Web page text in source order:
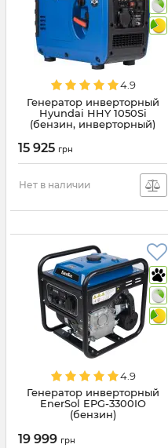
4.9
Генератор инверторный
Hyundai HHY 1050Si
(бензин, инверторный)
15 925 грн
Нет в наличии
4.9
Генератор инверторный
EnerSol EPG-3300IO
(бензин)
19 999 грн